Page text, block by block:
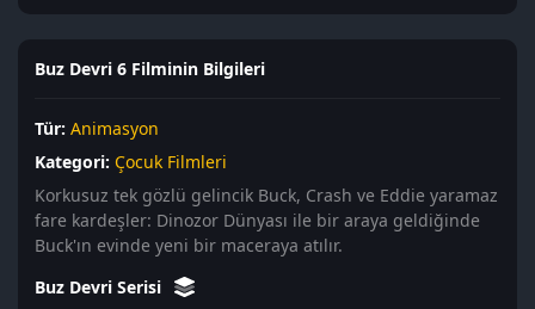
Buz Devri 6 Filminin Bilgileri
Tür: Animasyon
Kategori: Çocuk Filmleri
Korkusuz tek gözlü gelincik Buck, Crash ve Eddie yaramaz
fare kardeşler: Dinozor Dünyası ile bir araya geldiğinde
Buck'ın evinde yeni bir maceraya atılır.
Buz Devri Serisi